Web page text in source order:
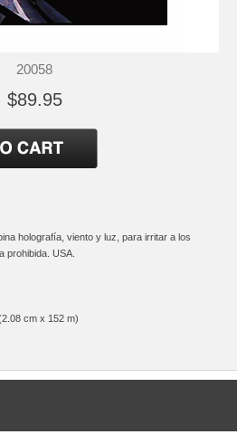
20058
$89.95
holografía, viento y luz, para irritar a los
prohibida. USA.
cm x 152 m)